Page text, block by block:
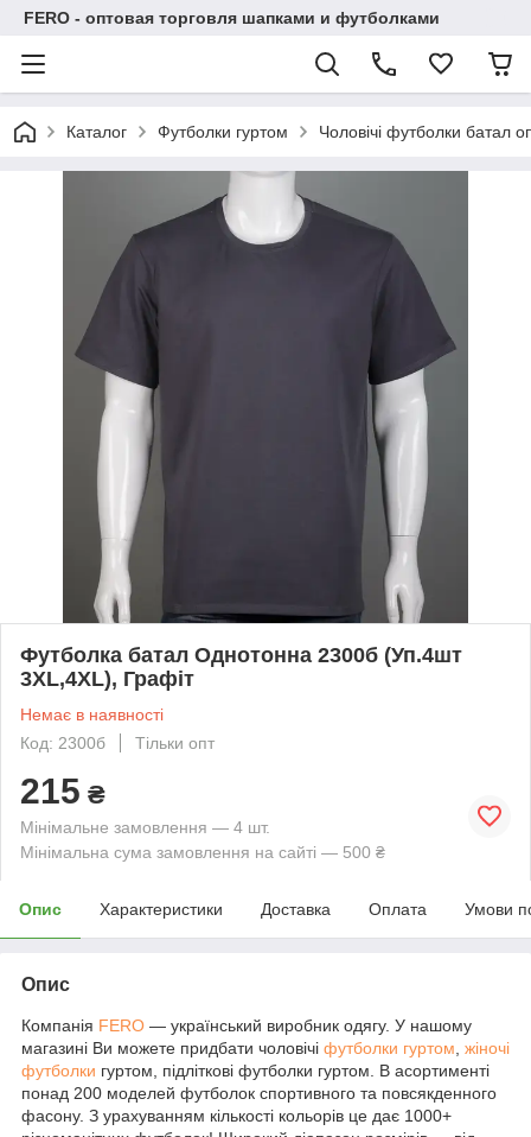
FERO - оптовая торговля шапками и футболками
Каталог Футболки гуртом Чоловічі футболки батал
Футболка батал Однотонна 2300б (Уп.4шт
3XL,4XL), Графіт
Немає в наявності
Код: 2300б
Тільки опт
215 ₴
Мінімальне замовлення — 4 шт.
Мінімальна сума замовлення на сайті — 500 ₴
Опис Характеристики Доставка Оплата Умови
Опис
Компанія FERO — український виробник одягу. У нашому
магазині Ви можете придбати чоловічі футболки гуртом жіночі
футболки гуртом, підліткові футболки гуртом. В асортименті
понад 200 моделей футболок спортивного та повсякденного
фасону. З урахуванням кількості кольорів це дає 1000+